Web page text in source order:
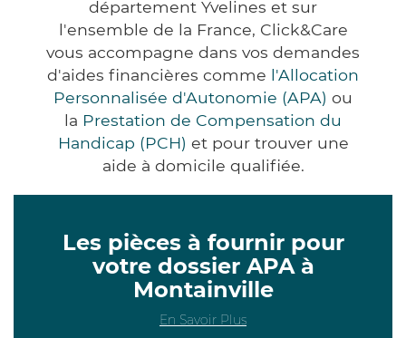
département Yvelines et sur
l'ensemble de la France, Click&Care
vous accompagne dans vos demandes
d'aides financières comme l'Allocation
Personnalisée d'Autonomie (APA) ou
la Prestation de Compensation du
Handicap (PCH) et pour trouver une
aide à domicile qualifiée.
Les pièces à fournir pour
votre dossier APA à
Montainville
En Savoir Plus